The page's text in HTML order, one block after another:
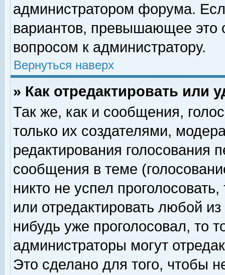
администратором форума.
вариантов, превышающее это
вопросом к администратору.
Вернуться наверх
» Как отредактировать или
Так же, как и сообщения,
только их создателями,
редактирования голосования
сообщения в теме
никто не успел
или отредактировать любой
нибудь уже проголосовал, то
администраторы могут
Это сделано для того, чтобы